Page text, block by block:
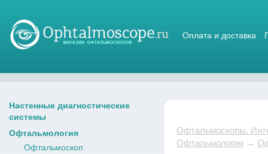
Оплата и доставка
Настенные диагностические
системы
Офтальмология
Офтальмоскоп
Офтальмоскопы.
Офтальмология →